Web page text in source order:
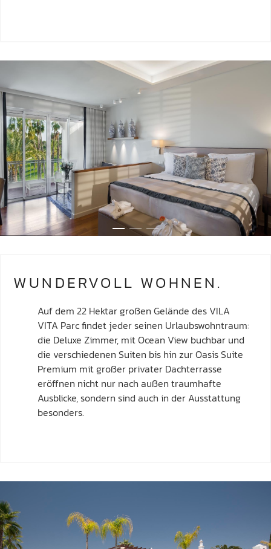
WUNDERVOLL WOHNEN.
Auf dem 22 Hektar großen Gelände des VILA
VITA Parc findet jeder seinen Urlaubswohntraum:
die Deluxe Zimmer, mit Ocean View buchbar und
die verschiedenen Suiten bis hin zur Oasis Suite
Premium mit großer privater Dachterrasse
eröffnen nicht nur nach außen traumhafte
Ausblicke, sondern sind auch in der Ausstattung
besonders.